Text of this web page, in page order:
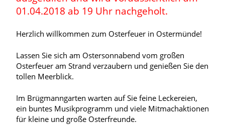
01.04.2018 ab 19 Uhr nachgeholt.
Herzlich willkommen zum Osterfeuer in Ostermünde!
Lassen Sie sich am Ostersonnabend vom großen
Osterfeuer am Strand verzaubern und genießen Sie den
tollen Meerblick.
Im Brügmanngarten warten auf Sie feine Leckereien,
ein buntes Musikprogramm und viele Mitmachaktionen
für kleine und große Osterfreunde.